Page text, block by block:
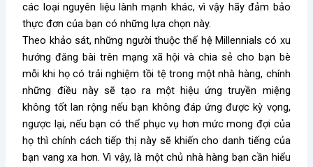
các loại nguyên liệu lành mạnh khác, vì vậy hãy đảm bảo
thực đơn của bạn có những lựa chọn này.
Theo khảo sát, những người thuộc thế hệ Millennials có xu
hướng đăng bài trên mạng xã hội và chia sẻ cho bạn bè
mỗi khi họ có trải nghiệm tồi tệ trong một nhà hàng, chính
những điều này sẽ tạo ra một hiệu ứng truyền miệng
không tốt lan rộng nếu bạn không đáp ứng được kỳ vọng,
ngược lại, nếu bạn có thể phục vụ hơn mức mong đợi của
họ thì chính cách tiếp thị này sẽ khiến cho danh tiếng của
bạn vang xa hơn. Vì vậy, là một chủ nhà hàng bạn cần hiểu